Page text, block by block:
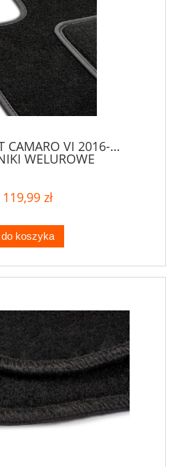
CAMARO VI 2016-…
WELUROWE
119,99 zł
do koszyka